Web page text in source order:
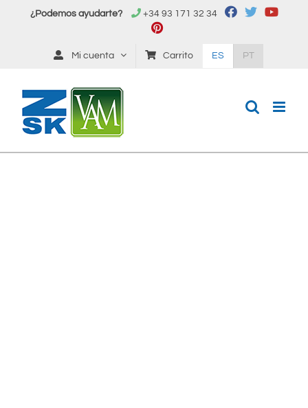
¿Podemos ayudarte? +34 93 171 32 34
Mi cuenta Carrito ES PT